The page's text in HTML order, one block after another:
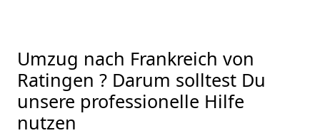
Umzug nach Frankreich von
Ratingen ? Darum solltest Du
unsere professionelle Hilfe
nutzen